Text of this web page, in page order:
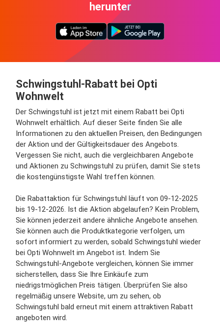
herunter
Schwingstuhl-Rabatt bei Opti
Wohnwelt
Der Schwingstuhl ist jetzt mit einem Rabatt bei Opti
Wohnwelt erhältlich. Auf dieser Seite finden Sie alle
Informationen zu den aktuellen Preisen, den Bedingungen
der Aktion und der Gültigkeitsdauer des Angebots.
Vergessen Sie nicht, auch die vergleichbaren Angebote
und Aktionen zu Schwingstuhl zu prüfen, damit Sie stets
die kostengünstigste Wahl treffen können.
Die Rabattaktion für Schwingstuhl läuft von 09-12-2025
bis 19-12-2026. Ist die Aktion abgelaufen? Kein Problem,
Sie können jederzeit andere ähnliche Angebote ansehen.
Sie können auch die Produktkategorie verfolgen, um
sofort informiert zu werden, sobald Schwingstuhl wieder
bei Opti Wohnwelt im Angebot ist. Indem Sie
Schwingstuhl-Angebote vergleichen, können Sie immer
sicherstellen, dass Sie Ihre Einkäufe zum
niedrigstmöglichen Preis tätigen. Überprüfen Sie also
regelmäßig unsere Website, um zu sehen, ob
Schwingstuhl bald erneut mit einem attraktiven Rabatt
angeboten wird.